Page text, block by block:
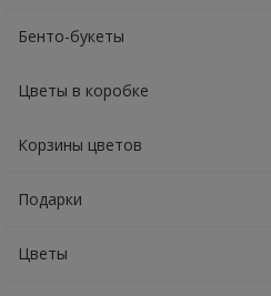
Бенто-букеты
Цветы в коробке
Корзины цветов
Подарки
Цветы